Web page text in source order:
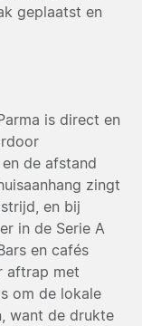
geplaatst en
is direct en
de afstand
zingt
en bij
in de Serie A
en cafés
aftrap met
om de lokale
want de drukte